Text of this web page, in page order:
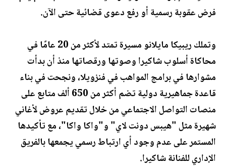
فرض عقوبة رسمية أو رفع دعوى قضائية حتى الآن.
وتملك ريبيكا مايلانو مسيرة تمتد لأكثر من 20 عامًا في
محاكاة أسلوب شاكيرا وصوتها ورقصاتها منذ أن بدأت
مشوارها في برامج المواهب في فنزويلا، ونجحت في بناء
قاعدة جماهيرية دولية تضم أكثر من 650 ألف متابع على
منصات التواصل الاجتماعي من خلال تقديم عروض لأغاني
شهيرة مثل "هيبس دونت لاي" و"واكا واكا"، مع تأكيدها
المستمر على عدم وجود أي ارتباط رسمي يجمعها بالفريق
الإداري للفنانة شاكيرا.